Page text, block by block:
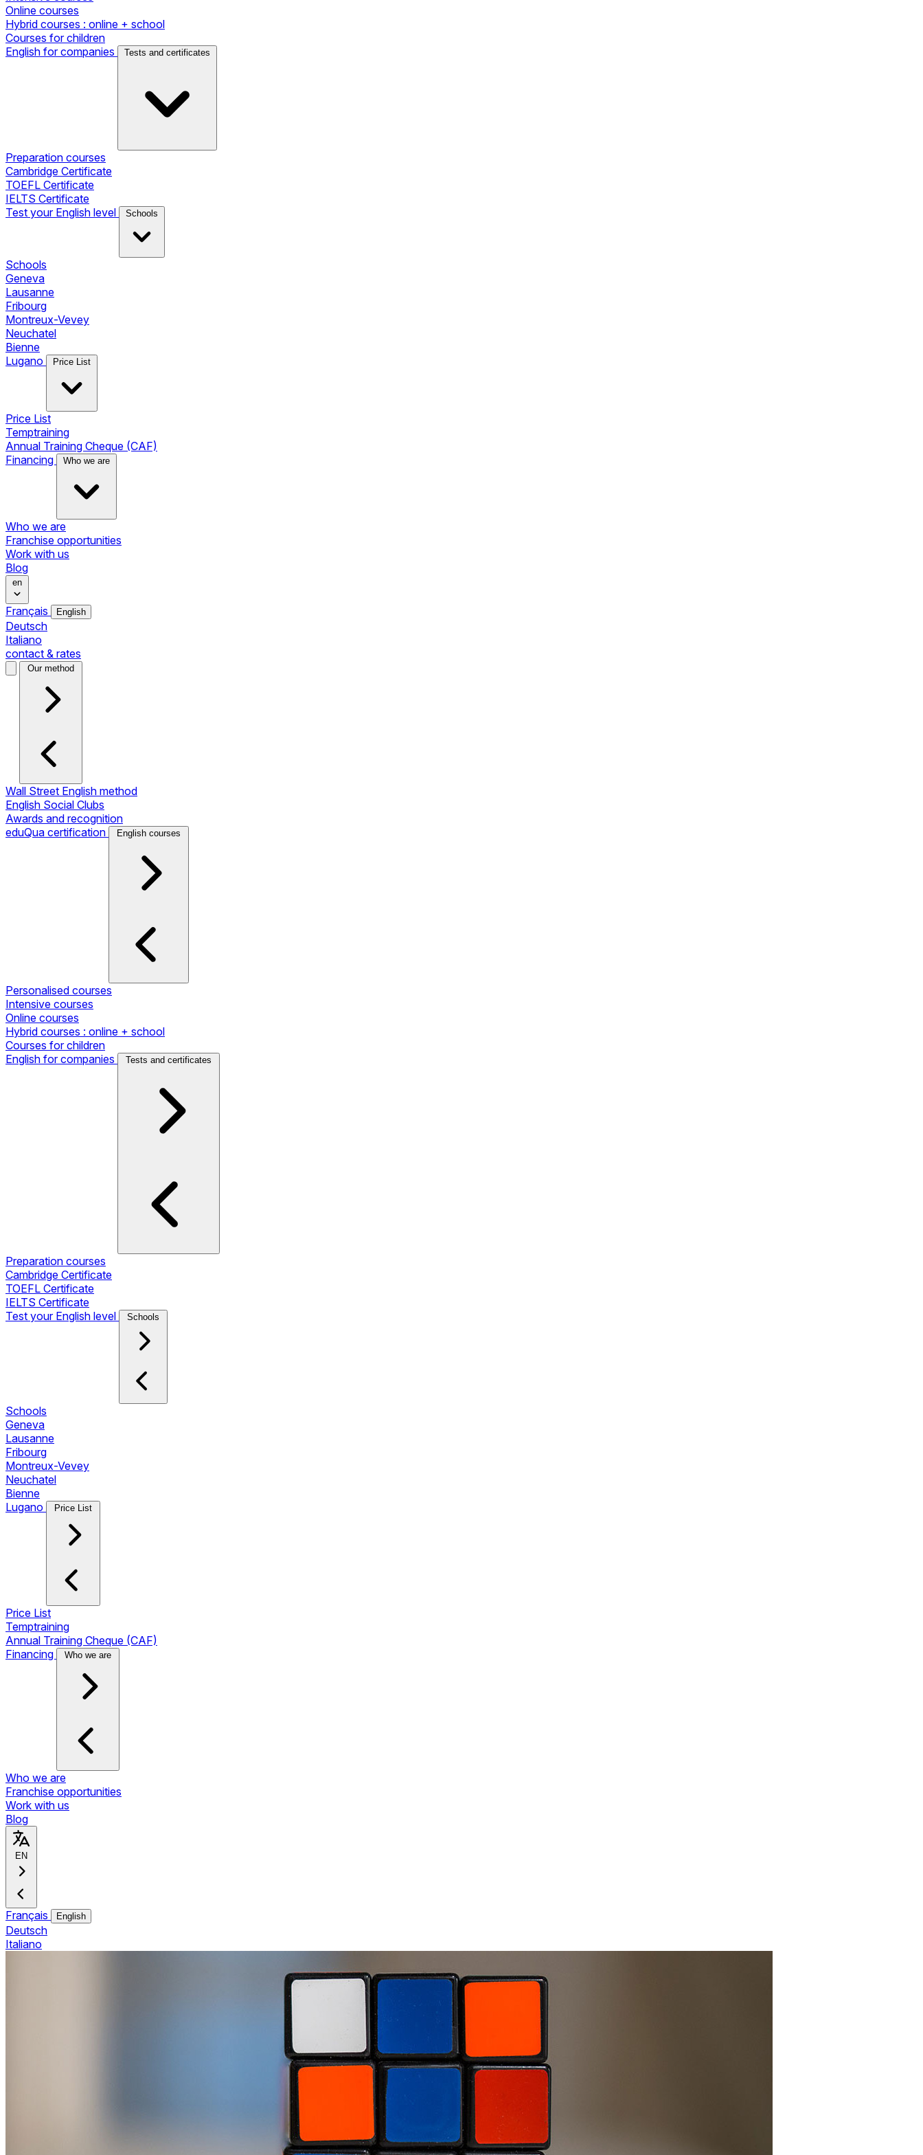
Online courses
Hybrid courses : online + school
Courses for children
English for companies
Tests and certificates
Preparation courses
Cambridge Certificate
TOEFL Certificate
IELTS Certificate
Test your English level
Schools
Schools
Geneva
Lausanne
Fribourg
Montreux-Vevey
Neuchatel
Bienne
Lugano
Price List
Price List
Temptraining
Annual Training Cheque (CAF)
Financing
Who we are
Who we are
Franchise opportunities
Work with us
Blog
en
Français English
Deutsch
Italiano
contact & rates
Our method
Wall Street English method
English Social Clubs
Awards and recognition
eduQua certification
English courses
Personalised courses
Intensive courses
Online courses
Hybrid courses : online + school
Courses for children
English for companies
Tests and certificates
Preparation courses
Cambridge Certificate
TOEFL Certificate
IELTS Certificate
Test your English level
Schools
Schools
Geneva
Lausanne
Fribourg
Montreux-Vevey
Neuchatel
Bienne
Lugano
Price List
Price List
Temptraining
Annual Training Cheque (CAF)
Financing
Who we are
Who we are
Franchise opportunities
Work with us
Blog
EN
Français English
Deutsch
Italiano